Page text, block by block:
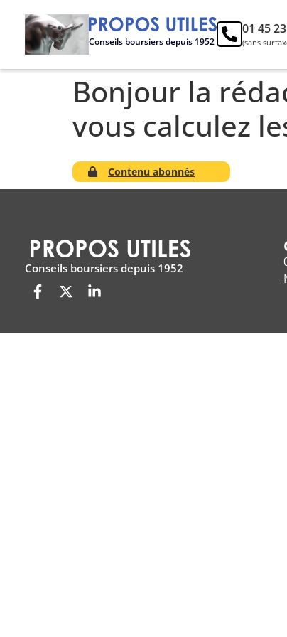
Conseils boursiers depuis 1952
01 45
(sans
Bonjour la
vous calculez
Contenu abonnés
Conseils boursiers depuis 1952